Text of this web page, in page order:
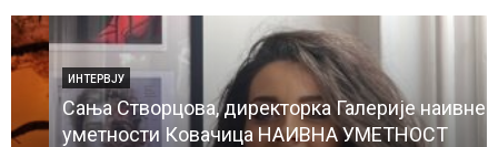
ИНТЕРВЈУ
Сања Створцова, директорка Галерије наивне
уметности Ковачица НАИВНА УМЕТНОСТ